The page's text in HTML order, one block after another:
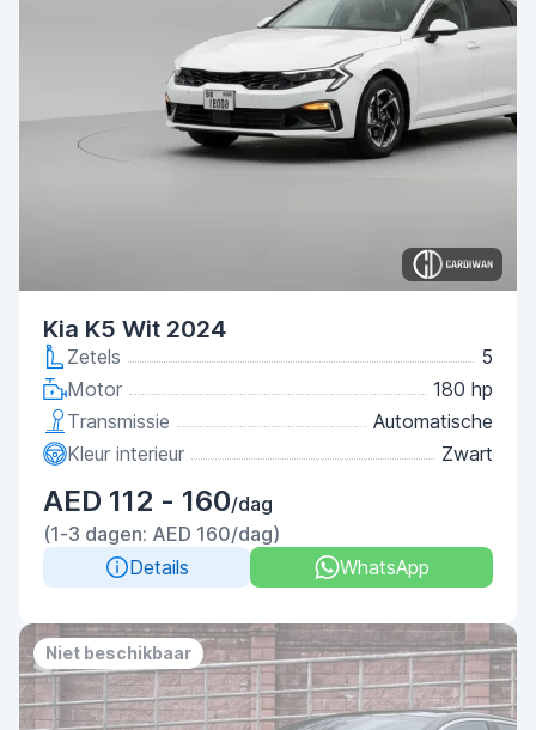
Kia K5 Wit 2024
Zetels
5
Motor
180 hp
Transmissie
Automatische
Kleur interieur
Zwart
AED 112 - 160/dag
(1-3 dagen: AED 160/dag)
Details
WhatsApp
Niet beschikbaar